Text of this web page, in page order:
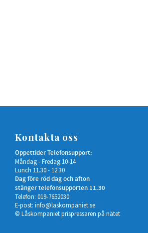
Kontakta oss
Öppettider Telefonsupport:
Måndag - Fredag 10-14
Lunch 11.30 - 12.30
Dag före röd dag och afton
stänger telefonsupporten 11.30
Telefon: 019-7652030
E-post: info@laskompaniet.se
© Låskompaniet prispressaren på nätet